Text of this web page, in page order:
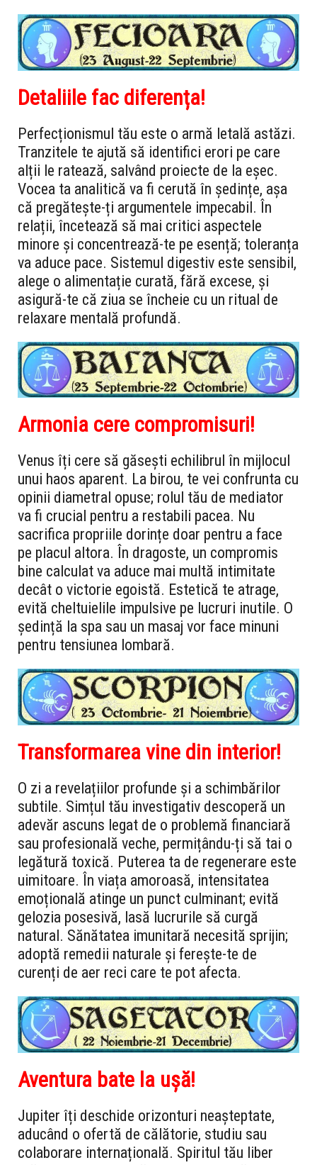
Detaliile fac diferența!
Perfecționismul tău este o armă letală astăzi.
Tranzitele te ajută să identifici erori pe care
alții le ratează, salvând proiecte de la eșec.
Vocea ta analitică va fi cerută în ședințe, așa
că pregătește-ți argumentele impecabil. În
relații, încetează să mai critici aspectele
minore și concentrează-te pe esență; toleranța
va aduce pace. Sistemul digestiv este sensibil,
alege o alimentație curată, fără excese, și
asigură-te că ziua se încheie cu un ritual de
relaxare mentală profundă.
Armonia cere compromisuri!
Venus îți cere să găsești echilibrul în mijlocul
unui haos aparent. La birou, te vei confrunta cu
opinii diametral opuse; rolul tău de mediator
va fi crucial pentru a restabili pacea. Nu
sacrifica propriile dorințe doar pentru a face
pe placul altora. În dragoste, un compromis
bine calculat va aduce mai multă intimitate
decât o victorie egoistă. Estetică te atrage,
evită cheltuielile impulsive pe lucruri inutile. O
ședință la spa sau un masaj vor face minuni
pentru tensiunea lombară.
Transformarea vine din interior!
O zi a revelațiilor profunde și a schimbărilor
subtile. Simțul tău investigativ descoperă un
adevăr ascuns legat de o problemă financiară
sau profesională veche, permițându-ți să tai o
legătură toxică. Puterea ta de regenerare este
uimitoare. În viața amoroasă, intensitatea
emoțională atinge un punct culminant; evită
gelozia posesivă, lasă lucrurile să curgă
natural. Sănătatea imunitară necesită sprijin;
adoptă remedii naturale și ferește-te de
curenți de aer reci care te pot afecta.
Aventura bate la ușă!
Jupiter îți deschide orizonturi neașteptate,
aducând o ofertă de călătorie, studiu sau
colaborare internațională. Spiritul tău liber